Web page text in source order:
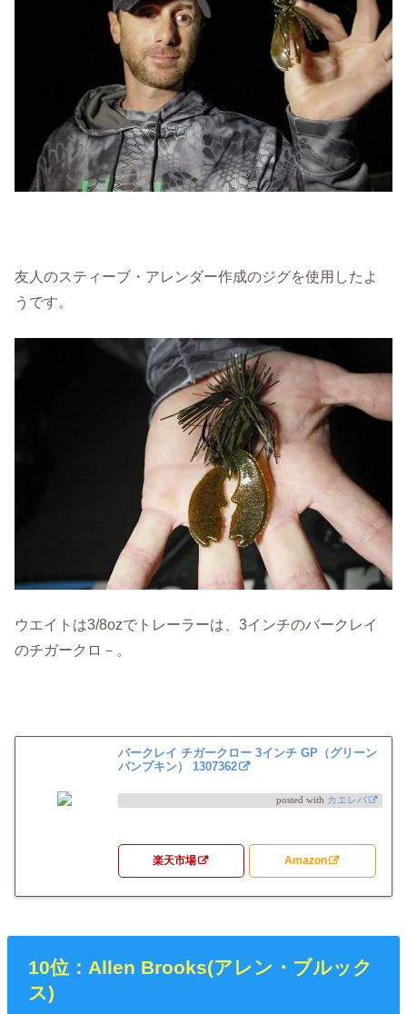
友人のスティーブ・アレンダー作成のジグを使用したよ
うです。
ウエイトは3/8ozでトレーラーは、3インチのバークレイ
のチガークロ－。
バークレイ チガークロー 3インチ GP（グリーン
パンプキン） 1307362
posted with カエレバ
楽天市場 Amazon
10位：Allen Brooks(アレン・ブルック
ス)